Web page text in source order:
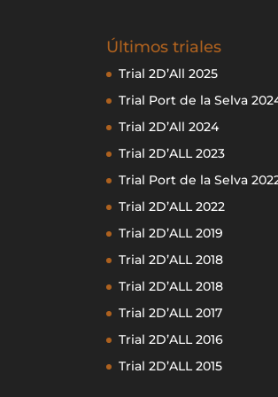
Últimos triales
Trial 2D’All 2025
Trial Port de la Selva
Trial 2D’All 2024
Trial 2D’ALL 2023
Trial Port de la Selva
Trial 2D’ALL 2022
Trial 2D’ALL 2019
Trial 2D’ALL 2018
Trial 2D’ALL 2018
Trial 2D’ALL 2017
Trial 2D’ALL 2016
Trial 2D’ALL 2015